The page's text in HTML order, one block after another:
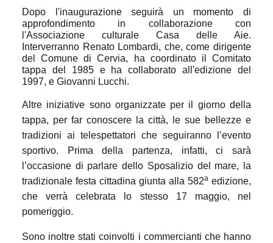
Dopo l'inaugurazione seguirà un momento di
approfondimento in collaborazione con
l'Associazione culturale Casa delle Aie.
Interverranno Renato Lombardi, che, come dirigente
del Comune di Cervia, ha coordinato il Comitato
tappa del 1985 e ha collaborato all'edizione del
1997, e Giovanni Lucchi.
Altre iniziative sono organizzate per il giorno della
tappa, per far conoscere la città, le sue bellezze e
tradizioni ai telespettatori che seguiranno l’evento
sportivo. Prima della partenza, infatti, ci sarà
l’occasione di parlare dello Sposalizio del mare, la
tradizionale festa cittadina giunta alla 582a edizione,
che verrà celebrata lo stesso 17 maggio, nel
pomeriggio.
Sono inoltre stati coinvolti i commercianti che hanno